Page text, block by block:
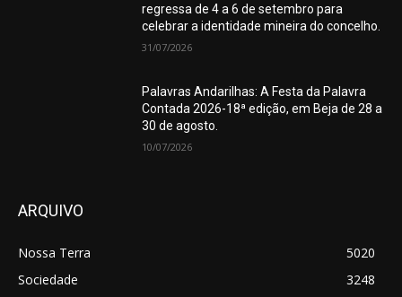
regressa de 4 a 6 de setembro para
celebrar a identidade mineira do concelho.
31/07/2026
Palavras Andarilhas: A Festa da Palavra
Contada 2026-18ª edição, em Beja de 28 a
30 de agosto.
10/07/2026
ARQUIVO
Nossa Terra
5020
Sociedade
3248